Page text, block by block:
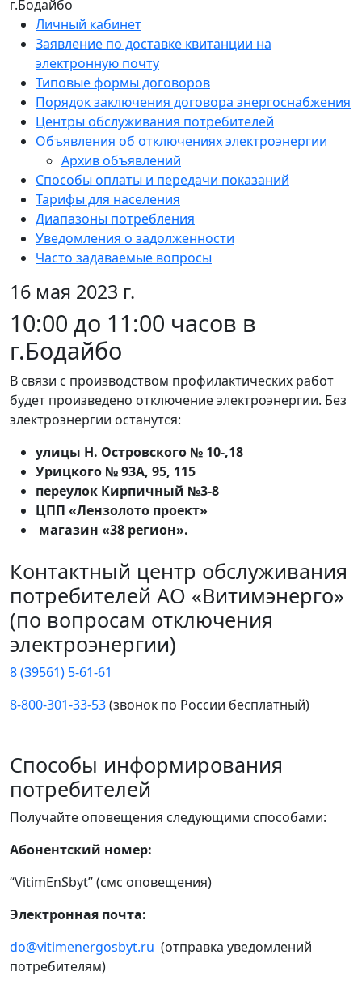
г.Бодайбо
Личный кабинет
Заявление по доставке квитанции на
электронную почту
Типовые формы договоров
Порядок заключения договора энергоснабжения
Центры обслуживания потребителей
Объявления об отключениях электроэнергии
Архив объявлений
Способы оплаты и передачи показаний
Тарифы для населения
Диапазоны потребления
Уведомления о задолженности
Часто задаваемые вопросы
16 мая 2023 г.
10:00 до 11:00 часов в
г.Бодайбо
В связи с производством профилактических работ
будет произведено отключение электроэнергии. Без
электроэнергии останутся:
улицы Н. Островского № 10-,18
Урицкого № 93А, 95, 115
переулок Кирпичный №3-8
ЦПП «Лензолото проект»
магазин «38 регион».
Контактный центр обслуживания
потребителей АО «Витимэнерго»
(по вопросам отключения
электроэнергии)
8 (39561) 5-61-61
8-800-301-33-53(звонок по России бесплатный)
Способы информирования
потребителей
Получайте оповещения следующими способами:
Абонентский номер:
“VitimEnSbyt” (смс оповещения)
Электронная почта:
do@vitimenergosbyt.ru (отправка уведомлений
потребителям)